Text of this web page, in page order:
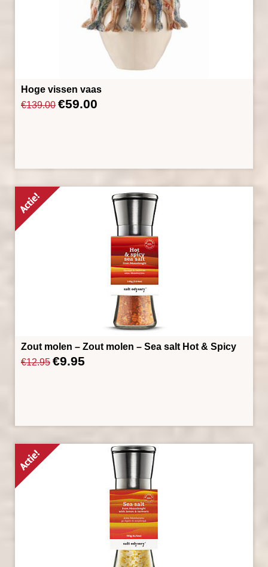
Hoge vissen vaas
€139.00 Oorspronkelijke
€59.00
Zout molen – Zout molen – Sea salt Hot & Spicy
€12.95 Oorspronkelijke
€9.95